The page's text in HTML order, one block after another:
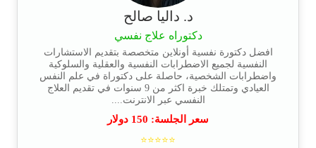
د. داليا صالح
دكتوراه علاج نفسي
افضل دكتورة نفسية أونلاين متخصصة بتقديم الاستشارات
النفسية لجميع الاضطرابات النفسية والعقلية والسلوكية
واضطرابات الشخصية، حاصلة على دكتوراة في علم النفس
العيادي وتمتلك خبرة اكثر من 9 سنوات في تقديم العلاج
النفسي عبر الانترنت....
سعر الجلسة: 150 دولار
⭐⭐⭐⭐⭐